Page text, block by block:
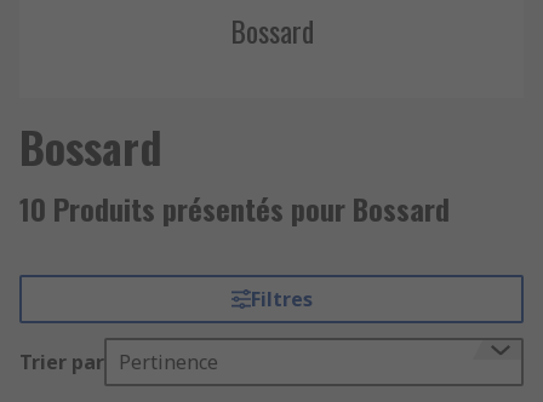
Bossard
Bossard
10 Produits présentés pour Bossard
Filtres
Trier par Pertinence